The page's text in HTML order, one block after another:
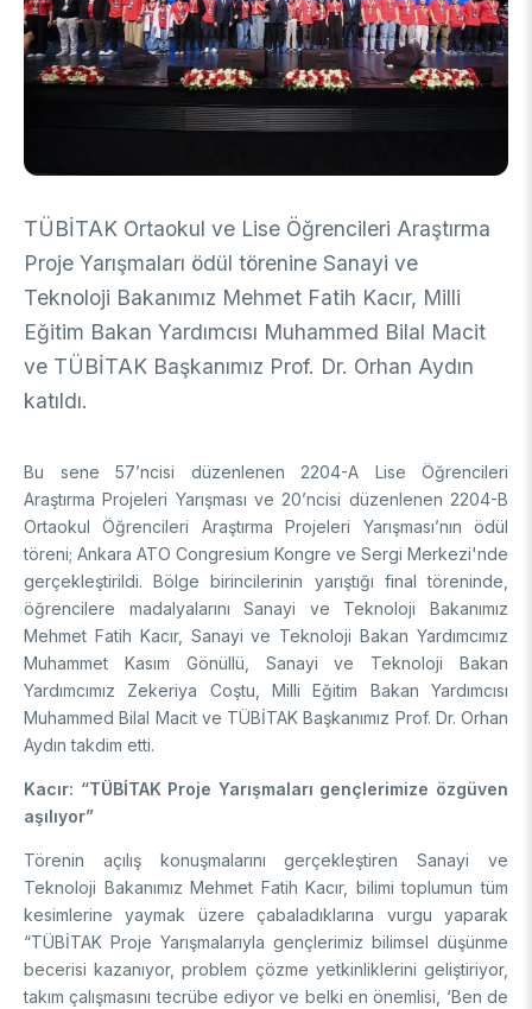
Arşiv
Üretken Yapay Zekâ Rehberi
DESTEKLER
Akademik
Ulusal Programlar
Uluslararası Programlar
Uluslararası Programlar
Bilimsel Etkinlik
Etkinlik Düzenleme
Etkinliklere Katılım
Uluslararası Destekler
Uluslararası İş Birlikleri
İkili İş Birliği Programları
Çok Taraflı Programlar
BURSLAR
Mentorluk Desteği Programı
Burs Programları
Destek Programları
Lisansüstü
Eğitim Burs Programları
Araştırma Burs Programları
Uluslararası Burslar
Doktora Sonrası
Araştırma Burs Programları
Uluslararası Burslar
Uluslararası
Araştırma Burs Programları
Uluslararası Burslar
AR-GE FAALİYETLERİMİZ
Enerji Teknolojileri
Malzeme ve Proses Teknolojileri
BİLGEM
Bilişim Teknolojileri Enstitüsü (BTE)
Siber Güvenlik Enstitüsü (SGE)
Ulusal Elektronik ve Kriptoloji Araştırma Enstitüsü (UEKAE)
Yapay Zekâ Enstitüsü (YZE)
Yazılım Teknolojileri Araştırma Enstitüsü (YTE)
AR-GE Birimleri
Raylı Ulaşım Teknolojileri Enstitüsü (RUTE)
Savunma Sanayii Araştırma ve Geliştirme Enstitüsü (SAGE)
TEKSEB ve TEKNOPARK
AR-GE Kolaylık Birimleri
Bursa Test ve Analiz Laboratuvarı (BUTAL)
TÜBİTAK Ortaokul ve Lise Öğrencileri Araştırma
Proje Yarışmaları ödül törenine Sanayi ve
Teknoloji Bakanımız Mehmet Fatih Kacır, Milli
Eğitim Bakan Yardımcısı Muhammed Bilal Macit
ve TÜBİTAK Başkanımız Prof. Dr. Orhan Aydın
katıldı.
Bu sene 57’ncisi düzenlenen 2204-A Lise Öğrencileri
Araştırma Projeleri Yarışması ve 20’ncisi düzenlenen 2204-B
Ortaokul Öğrencileri Araştırma Projeleri Yarışması’nın ödül
töreni; Ankara ATO Congresium Kongre ve Sergi Merkezi'nde
gerçekleştirildi. Bölge birincilerinin yarıştığı final töreninde,
öğrencilere madalyalarını Sanayi ve Teknoloji Bakanımız
Mehmet Fatih Kacır, Sanayi ve Teknoloji Bakan Yardımcımız
Muhammet Kasım Gönüllü, Sanayi ve Teknoloji Bakan
Yardımcımız Zekeriya Coştu, Milli Eğitim Bakan Yardımcısı
Muhammed Bilal Macit ve TÜBİTAK Başkanımız Prof. Dr. Orhan
Aydın takdim etti.
Kacır: “TÜBİTAK Proje Yarışmaları gençlerimize özgüven
aşılıyor”
Törenin açılış konuşmalarını gerçekleştiren Sanayi ve
Teknoloji Bakanımız Mehmet Fatih Kacır, bilimi toplumun tüm
kesimlerine yaymak üzere çabaladıklarına vurgu yaparak
“TÜBİTAK Proje Yarışmalarıyla gençlerimiz bilimsel düşünme
becerisi kazanıyor, problem çözme yetkinliklerini geliştiriyor,
takım çalışmasını tecrübe ediyor ve belki en önemlisi, ‘Ben de